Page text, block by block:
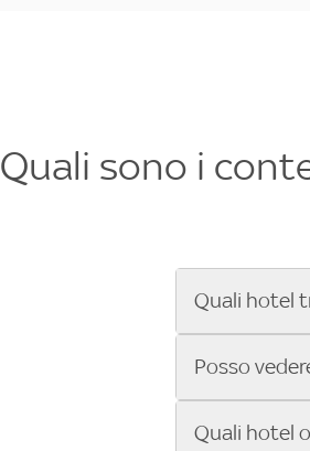
Quali sono i
Quali hotel
Se cerchi un
che
Posso
Sì, gli hotel
Quali hotel